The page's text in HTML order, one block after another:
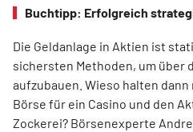
Buchtipp: Erfolgreich
Die Geldanlage in Aktien ist
sichersten Methoden, um über
aufzubauen. Wieso halten
Börse für ein Casino und den
Zockerei? Börsenexperte